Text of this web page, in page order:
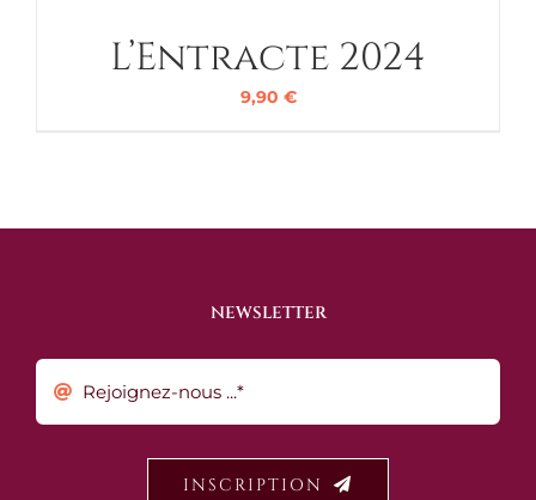
L’Entracte 2024
9,90 €
NEWSLETTER
INSCRIPTION